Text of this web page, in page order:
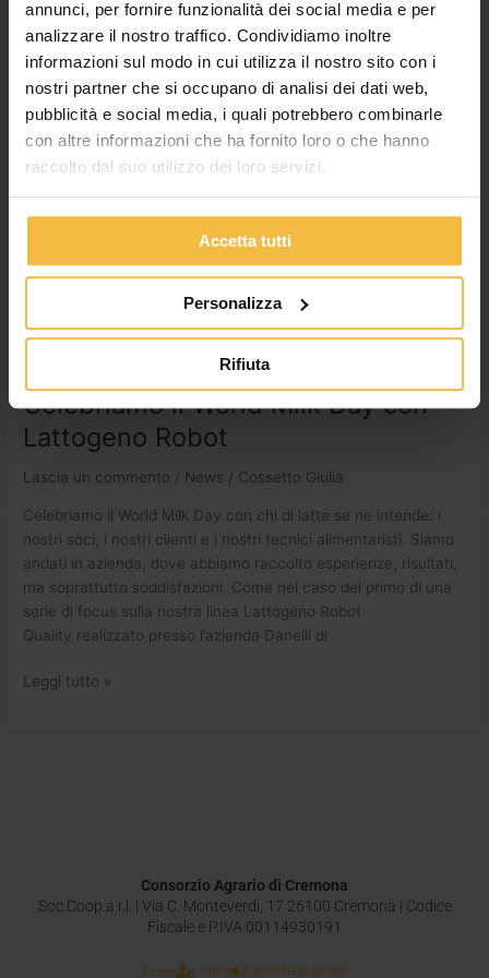
annunci, per fornire funzionalità dei social media e per
analizzare il nostro traffico. Condividiamo inoltre
informazioni sul modo in cui utilizza il nostro sito con i
nostri partner che si occupano di analisi dei dati web,
pubblicità e social media, i quali potrebbero combinarle
con altre informazioni che ha fornito loro o che hanno
raccolto dal suo utilizzo dei loro servizi.
Accetta tutti
Personalizza
Rifiuta
Leggi tutto »
Celebriamo il World Milk Day con
Lattogeno Robot
Lascia un commento / News / Cossetto Giulia
Celebriamo il World Milk Day con chi di latte se ne intende: i
nostri soci, i nostri clienti e i nostri tecnici alimentaristi. Siamo
andati in azienda, dove abbiamo raccolto esperienze, risultati,
ma soprattutto soddisfazioni. Come nel caso del primo di una
serie di focus sulla nostra linea Lattogeno Robot
Quality realizzato presso l’azienda Danelli di
Celebriamo
il
World
Milk
Day
Lattogeno
Leggi tutto »
Consorzio Agrario di Cremona
Soc.Coop.a.r.l. | Via C. Monteverdi, 17 26100 Cremona | Codice
Fiscale e P.IVA 00114930191
Cookie GDPR WHISTLEBLOWING